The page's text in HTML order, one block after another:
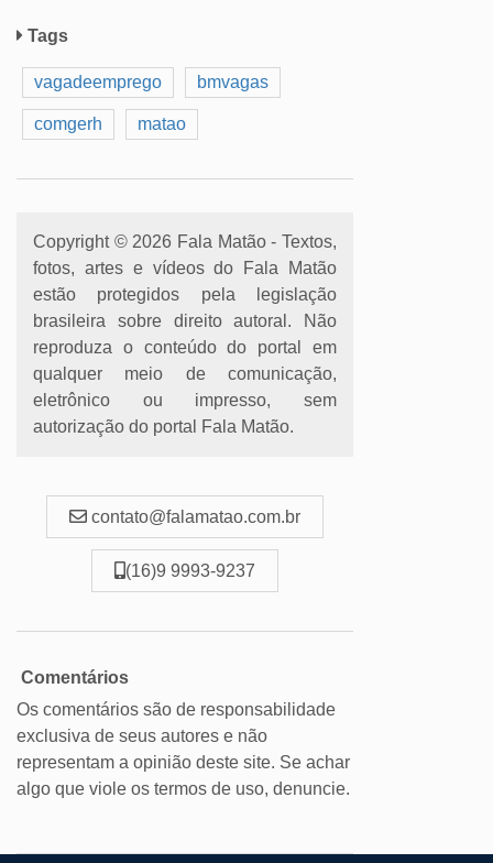
Tags
vagadeemprego bmvagas
comgerh matao
Copyright © 2026 Fala Matão - Textos,
fotos, artes e vídeos do Fala Matão
estão protegidos pela legislação
brasileira sobre direito autoral. Não
reproduza o conteúdo do portal em
qualquer meio de comunicação,
eletrônico ou impresso, sem
autorização do portal Fala Matão.
contato@falamatao.com.br
(16)9 9993-9237
Comentários
Os comentários são de responsabilidade
exclusiva de seus autores e não
representam a opinião deste site. Se achar
algo que viole os termos de uso, denuncie.